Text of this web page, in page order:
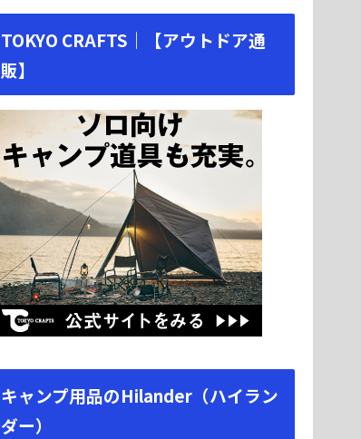
TOKYO CRAFTS｜【アウトドア通
販】
キャンプ用品のHilander（ハイラン
ダー）